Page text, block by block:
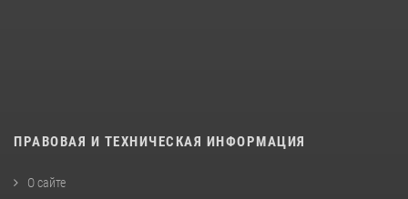
ПРАВОВАЯ И ТЕХНИЧЕСКАЯ ИНФОРМАЦИЯ
О сайте